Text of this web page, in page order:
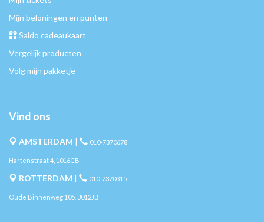
Mijn beloningen en punten
Saldo cadeaukaart
Vergelijk producten
Volg mijn pakketje
Vind ons
AMSTERDAM | 010-7370678
Hartenstraat 4, 1016CB
ROTTERDAM | 010-7370315
Oude Binnenweg 105, 3012JB